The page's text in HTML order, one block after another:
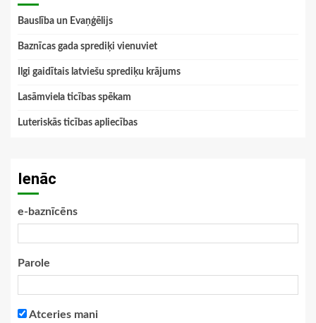
Bauslība un Evaņģēlijs
Baznīcas gada sprediķi vienuviet
Ilgi gaidītais latviešu sprediķu krājums
Lasāmviela ticības spēkam
Luteriskās ticības apliecības
Ienāc
e-baznīcēns
Parole
Atceries mani